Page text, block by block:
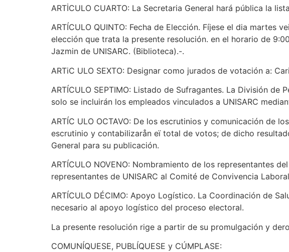
ARTİCULO CUARTO: La Secretaria General hará pública la
ARTÍCULO QUINTO: Fecha de Elección. Fíjese el dia
elección que trata la presente resolución. en el horario de
Jazmin de UNISARC. (Biblioteca).-.
ARTiC ULO SEXTO: Designar como jurados de votación a:
ARTÍCULO SEPTIMO: Listado de Sufragantes. La División
solo se incluirán los empleados vinculados a UNISARC
ARTÍC ULO OCTAVO: De los escrutinios y comunicación de
escrutinio y contabilizarån eï total de votos; de dicho
General para su publicación.
ARTÍCULO NOVENO: Nombramiento de los representantes
representantes de UNISARC al Comité de Convivencia
ARTÍCULO DÉCIMO: Apoyo Logístico. La Coordinación de
necesario al apoyo logístico del proceso electoral.
La presente resolución rige a partir de su promulgación y
COMUNÍQUESE, PUBLÍQUESE y CÚMPLASE: